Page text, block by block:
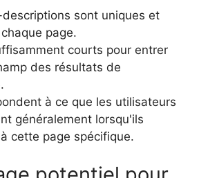
sont uniques et
page.
courts pour entrer
des résultats de
à ce que les utilisateurs
généralement lorsqu'ils
cette page spécifique.